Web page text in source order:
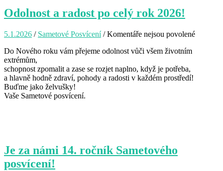
Odolnost a radost po celý rok 2026!
5.1.2026 / Sametové Posvícení /Komentáře nejsou povolené
Do Nového roku vám přejeme odolnost vůči všem životním
extrémům,
schopnost zpomalit a zase se rozjet naplno, když je potřeba,
a hlavně hodně zdraví, pohody a radosti v každém prostředí!
Buďme jako želvušky!
Vaše Sametové posvícení.
Je za námi 14. ročník Sametového
posvícení!